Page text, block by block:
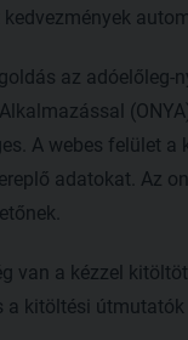
az
A webes felület
adatokat. Az
van a kézzel
kitöltési útmutatók